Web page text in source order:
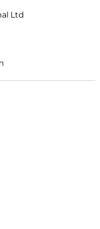
durchläuft es im Laufe
Tausende von
nur großartig aus,
iPhone vor Kratzern
Ltd